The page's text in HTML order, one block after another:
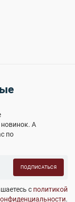
А
по
ПОДПИСАТЬСЯ
с политикой
.